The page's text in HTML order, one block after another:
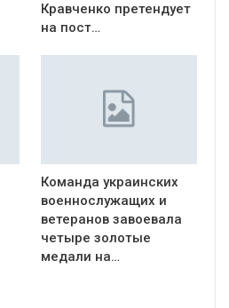
Кравченко претендует
на пост…
Команда украинских
военнослужащих и
ветеранов завоевала
четыре золотые
медали на…